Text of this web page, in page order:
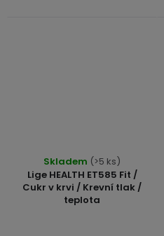
Lige HEALTH ET585 Fit /
Cukr v krvi / Krevní tlak /
teplota
hodnocení
produktu
je
Skladem (>5 ks)